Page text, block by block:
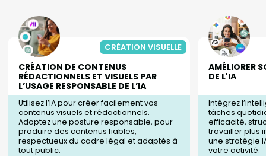
CRÉATION VISUELLE
CRÉATION DE CONTENUS
RÉDACTIONNELS ET VISUELS PAR
L’USAGE RESPONSABLE DE L’IA
Utilisez l’IA pour créer facilement vos
contenus visuels et rédactionnels.
Adoptez une posture responsable, pour
produire des contenus fiables,
respectueux du cadre légal et adaptés à
tout public.
AMÉLIORER
DE L'IA
Intégrez
tâches
efficacité,
travailler plus
une stratégie
votre activité.